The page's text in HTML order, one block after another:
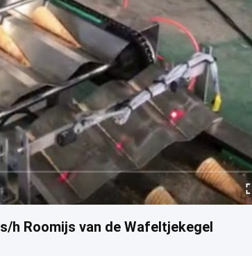
h Roomijs van de Wafeltjekegel